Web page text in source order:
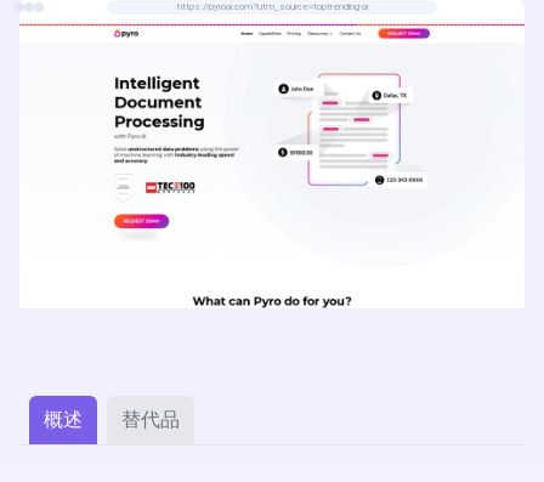
https://pyroai.com?utm_source=toptrending-ai
概述 替代品